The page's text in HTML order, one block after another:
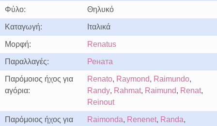
Φύλο: Θηλυκό
Καταγωγή: Ιταλικά
Μορφή: Renatus
Παραλλαγές: Рената
Παρόμοιος ήχος για
αγόρια:
Renato, Raymond, Raimundo,
Randy, Rahmat, Raimund, Renat,
Reinout
Παρόμοιος ήχος για
Raimonda, Renenet, Randa,